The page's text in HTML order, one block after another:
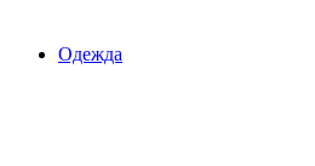
Одежда